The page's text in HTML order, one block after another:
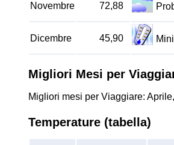
Novembre 72,88
Dicembre 45,90
Migliori Mesi per
Migliori mesi per Viaggiare:
Temperature (tabella)